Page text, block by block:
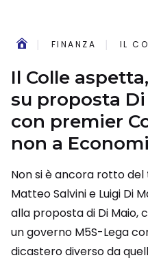
FINANZA IL
Il Colle
su proposta
con premier
non a
Non si è ancora rotto
Matteo Salvini e Luigi Di
alla proposta di Di Maio,
un governo M5S-Lega
dicastero diverso da